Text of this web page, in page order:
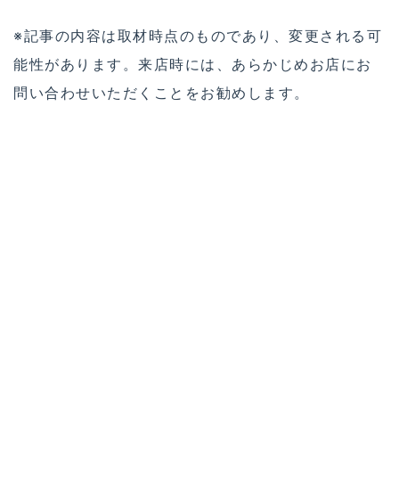
※記事の内容は取材時点のものであり、変更される可
能性があります。来店時には、あらかじめお店にお
問い合わせいただくことをお勧めします。